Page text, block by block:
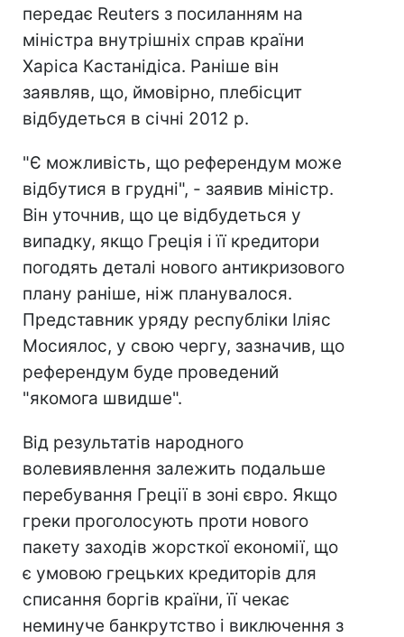
передає Reuters з посиланням на
міністра внутрішніх справ країни
Харіса Кастанідіса. Раніше він
заявляв, що, ймовірно, плебісцит
відбудеться в січні 2012 р.
"Є можливість, що референдум може
відбутися в грудні", - заявив міністр.
Він уточнив, що це відбудеться у
випадку, якщо Греція і її кредитори
погодять деталі нового антикризового
плану раніше, ніж планувалося.
Представник уряду республіки Іліяс
Мосиялос, у свою чергу, зазначив, що
референдум буде проведений
"якомога швидше".
Від результатів народного
волевиявлення залежить подальше
перебування Греції в зоні євро. Якщо
греки проголосують проти нового
пакету заходів жорсткої економії, що
є умовою грецьких кредиторів для
списання боргів країни, її чекає
неминуче банкрутство і виключення з